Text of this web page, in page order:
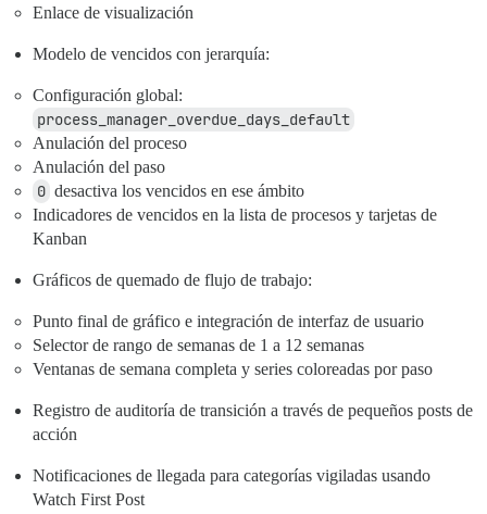
Enlace de visualización
Modelo de vencidos con jerarquía:
Configuración global:
process_manager_overdue_days_default
Anulación del proceso
Anulación del paso
0 desactiva los vencidos en ese ámbito
Indicadores de vencidos en la lista de procesos y tarjetas de
Kanban
Gráficos de quemado de flujo de trabajo:
Punto final de gráfico e integración de interfaz de usuario
Selector de rango de semanas de 1 a 12 semanas
Ventanas de semana completa y series coloreadas por paso
Registro de auditoría de transición a través de pequeños posts de
acción
Notificaciones de llegada para categorías vigiladas usando
Watch First Post